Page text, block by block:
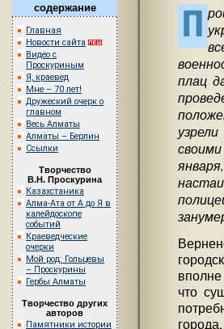
содержание
Главная
Новости сайта
Видео с
Проскуриным
Я, краевед
Мне – 70 лет!
Дружеский очерк о
главном
Весь Алматы
Алматы – Берлин
Ссылки
Творчество
В.Н. Проскурина
Казахстаника
Алма-Ата от А до Я в
калейдоскопе
событий
Краеведческие
очерки
Мой род: Гольцевы
– Проскурины
Гербы Алматы
Творчество других
авторов
Памятники истории
П
плац
что